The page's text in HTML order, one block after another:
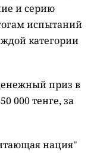
и серию
испытаний
категории
приз в
000 тенге, за
нация"